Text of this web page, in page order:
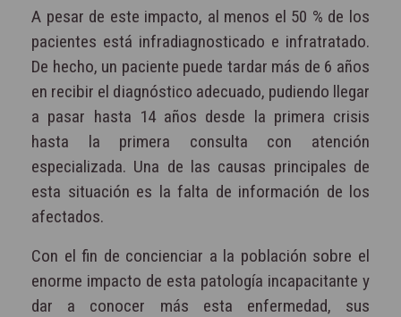
A pesar de este impacto, al menos el 50 % de los
pacientes está infradiagnosticado e infratratado.
De hecho, un paciente puede tardar más de 6 años
en recibir el diagnóstico adecuado, pudiendo llegar
a pasar hasta 14 años desde la primera crisis
hasta la primera consulta con atención
especializada. Una de las causas principales de
esta situación es la falta de información de los
afectados.
Con el fin de concienciar a la población sobre el
enorme impacto de esta patología incapacitante y
dar a conocer más esta enfermedad, sus